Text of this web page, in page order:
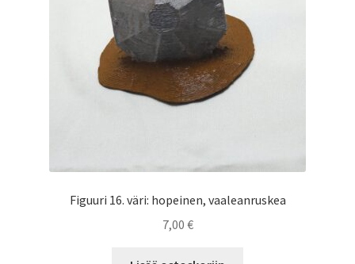
Figuuri 16. väri: hopeinen, vaaleanruskea
7,00 €